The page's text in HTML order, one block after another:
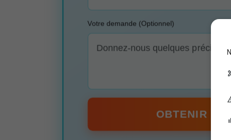
Votre demande (Optionnel)
OBTENIR